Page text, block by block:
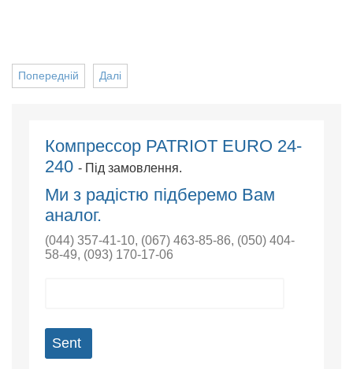
Далі
Попередній
Компрессор PATRIOT EURO 24-
240 - Під замовлення.
Ми з радістю підберемо Вам
аналог.
(044) 357-41-10, (067) 463-85-86, (050) 404-
58-49, (093) 170-17-06
Sent